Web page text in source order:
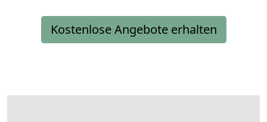
Kostenlose Angebote erhalten